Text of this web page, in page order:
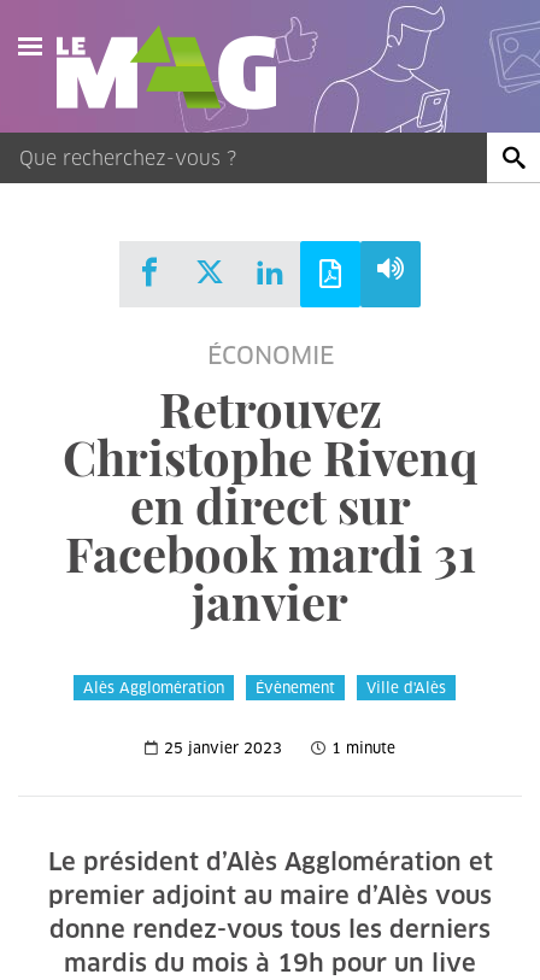
Actualités
Agenda
Publications
ÉCONOMIE
Retrouvez
Christophe Rivenq
en direct sur
Facebook mardi 31
janvier
Alès Agglomération Évènement Ville d'Alès
25 janvier 2023 1 minute
Le président d’Alès Agglomération et
premier adjoint au maire d’Alès vous
donne rendez-vous tous les derniers
mardis du mois à 19h pour un live